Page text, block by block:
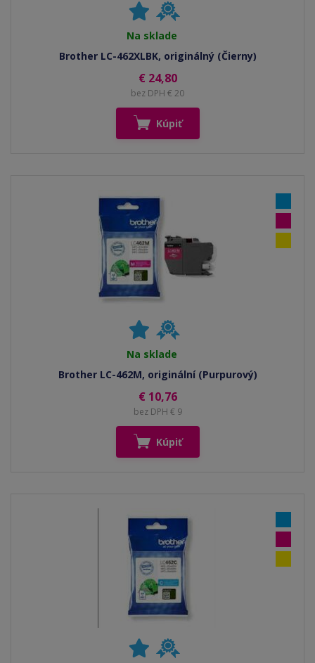
Na sklade
Brother LC-462XLBK, originálný (Čierny)
€ 24,80
bez DPH € 20
Kúpiť
Na sklade
Brother LC-462M, originální (Purpurový)
€ 10,76
bez DPH € 9
Kúpiť